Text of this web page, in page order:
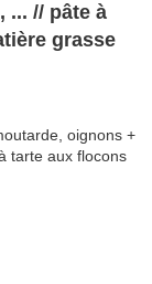
... // pâte à
grasse